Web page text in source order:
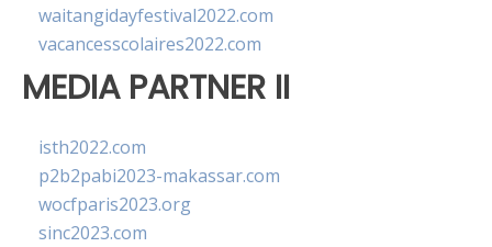
waitangidayfestival2022.com
vacancesscolaires2022.com
MEDIA PARTNER II
isth2022.com
p2b2pabi2023-makassar.com
wocfparis2023.org
sinc2023.com